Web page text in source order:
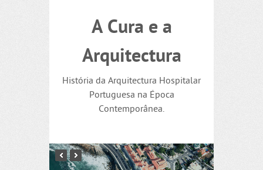
A Cura e a
Arquitectura
História da Arquitectura Hospitalar
Portuguesa na Época
Contemporânea.